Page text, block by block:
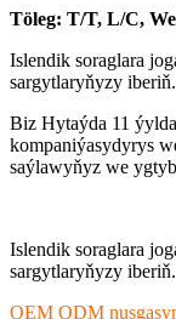
Töleg: T/T, L/C,
Islendik soraglara
sargytlaryňyzy iberiň.
Biz Hytaýda 11
kompaniýasydyrys
saýlawyňyz we
Islendik soraglara
sargytlaryňyzy iberiň.
OEM ODM